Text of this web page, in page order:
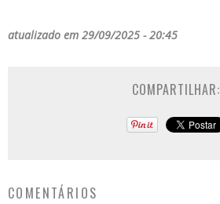
atualizado em 29/09/2025 - 20:45
COMPARTILHAR:
COMENTÁRIOS